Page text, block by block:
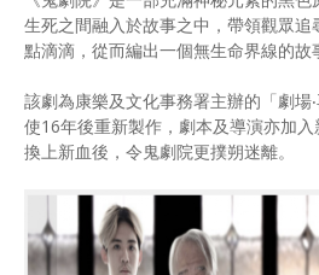
生死之間融入於故事之中，帶領觀眾
點滴滴，從而編出一個無生命界線的故
該劇為康樂及文化事務署主辦的「劇場
使16年後重新製作，劇本及導演亦加入
換上新血後，令鬼劇院更撲朔迷離。